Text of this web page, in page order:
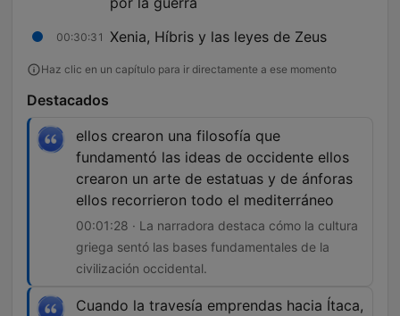
00:30:31 Xenia, Híbris y las leyes de Zeus
Haz clic en un capítulo para ir directamente a ese momento
Destacados
ellos crearon una filosofía que
fundamentó las ideas de occidente ellos
crearon un arte de estatuas y de ánforas
ellos recorrieron todo el mediterráneo
00:01:28 · La narradora destaca cómo la cultura
griega sentó las bases fundamentales de la
civilización occidental.
Cuando la travesía emprendas hacia Ítaca,